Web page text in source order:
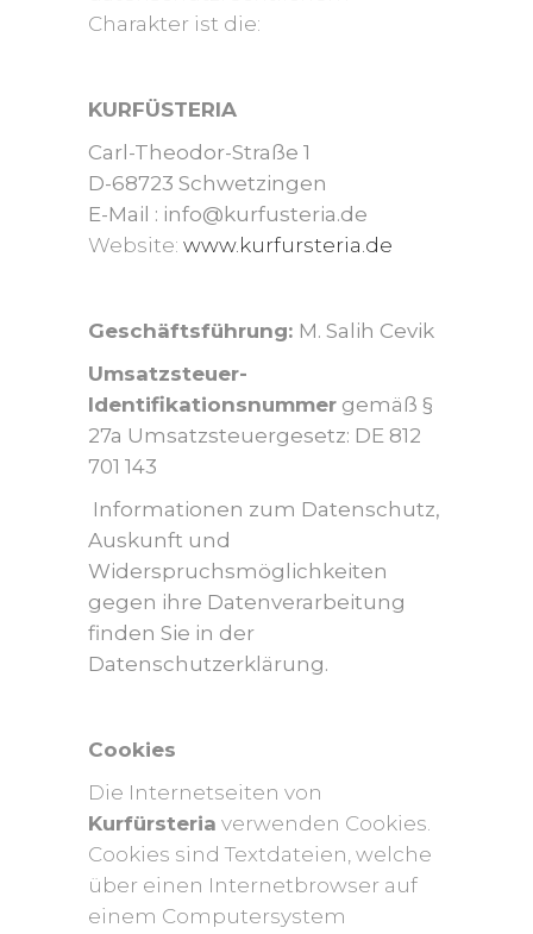
Charakter ist die:
KURFÜSTERIA
Carl-Theodor-Straße 1
D-68723 Schwetzingen
E-Mail : info@kurfusteria.de
Website: www.kurfursteria.de
Geschäftsführung: M. Salih Cevik
Umsatzsteuer-
Identifikationsnummer gemäß §
27a Umsatzsteuergesetz: DE 812
701 143
Informationen zum Datenschutz,
Auskunft und
Widerspruchsmöglichkeiten
gegen ihre Datenverarbeitung
finden Sie in der
Datenschutzerklärung.
Cookies
Die Internetseiten von
Kurfürsteria verwenden Cookies.
Cookies sind Textdateien, welche
über einen Internetbrowser auf
einem Computersystem